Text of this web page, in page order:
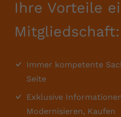
Ihre Vorteile
Mitgliedschaft:
Immer kompetente
Seite
Exklusive
Modernisieren, Kaufen